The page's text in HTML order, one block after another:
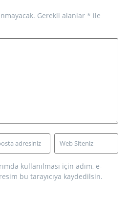
Gerekli alanlar * ile
kullanılması için adım, e-
bu tarayıcıya kaydedilsin.